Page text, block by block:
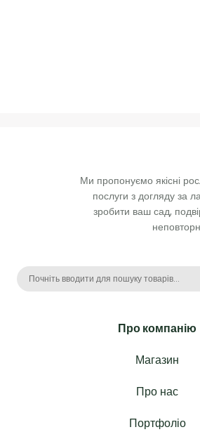
Ми пропонуємо якісні
послуги з догляду за
зробити ваш сад,
Про компанію
Магазин
Про нас
Портфоліо